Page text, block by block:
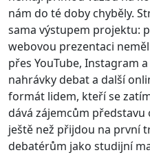
nám do té doby chyběly.
sama výstupem projektu:
webovou prezentaci
přes YouTube, Instagram
nahrávky debat a další
formát lidem, kteří se
dává zájemcům
ještě než přijdou na první
debatérům jako studijní